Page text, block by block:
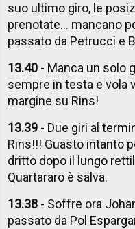
suo ultimo giro, le
prenotate... mancano
passato da Petrucci e
13.40 - Manca un solo
sempre in testa e vola
margine su Rins!
13.39 - Due giri al
Rins!!! Guasto intanto
dritto dopo il lungo
Quartararo è salva.
13.38 - Soffre ora
passato da Pol